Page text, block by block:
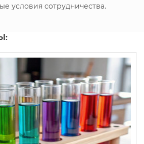
условия сотрудничества.